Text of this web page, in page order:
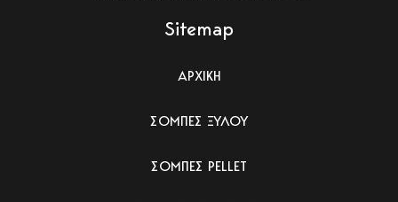
Sitemap
ΑΡΧΙΚΗ
ΣΟΜΠΕΣ ΞΥΛΟΥ
ΣΟΜΠΕΣ PELLET